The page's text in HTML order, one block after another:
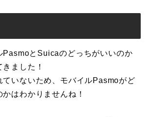
PasmoとSuicaのどっちがいいのか
ました！
ていないため、モバイルPasmoがど
はわかりませんね！